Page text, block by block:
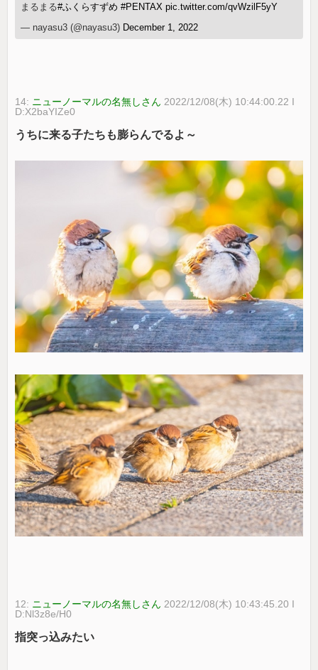
まるまる#ふくらすずめ #PENTAX pic.twitter.com/qvWzilF5yY
— nayasu3 (@nayasu3) December 1, 2022
14: ニューノーマルの名無しさん 2022/12/08(木) 10:44:00.22 I
D:X2baYIZe0
うちに来る子たちも膨らんでるよ～
12: ニューノーマルの名無しさん 2022/12/08(木) 10:43:45.20 I
D:Nl3z8e/H0
指突っ込みたい